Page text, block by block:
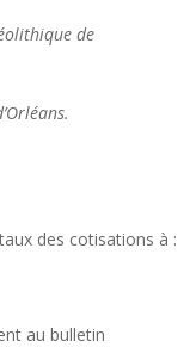
de
des cotisations à :
au bulletin